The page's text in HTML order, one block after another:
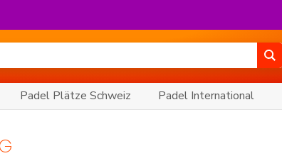
Padel Plätze Schweiz Padel International